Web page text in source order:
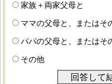
家族＋両家父母と
ママの父母と、またはそ
パパの父母と、またはそ
その他